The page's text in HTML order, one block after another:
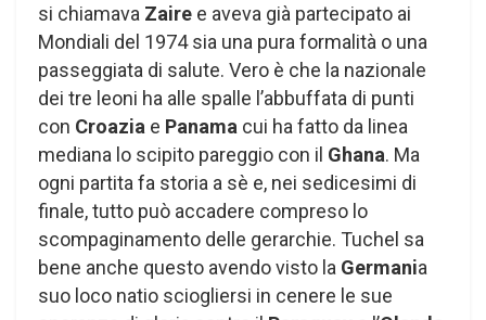
si chiamava Zaire e aveva già partecipato ai
Mondiali del 1974 sia una pura formalità o una
passeggiata di salute. Vero è che la nazionale
dei tre leoni ha alle spalle l’abbuffata di punti
con Croazia e Panama cui ha fatto da linea
mediana lo scipito pareggio con il Ghana. Ma
ogni partita fa storia a sè e, nei sedicesimi di
finale, tutto può accadere compreso lo
scompaginamento delle gerarchie. Tuchel sa
bene anche questo avendo visto la Germania
suo loco natio sciogliersi in cenere le sue